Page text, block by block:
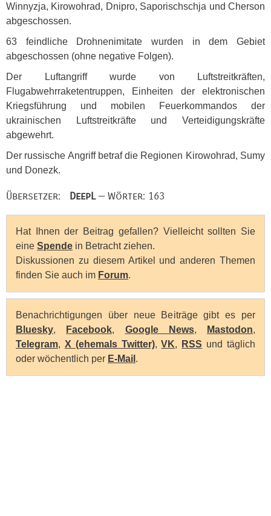
Winnyzja, Kirowohrad, Dnipro, Saporischschja und Cherson
abgeschossen.
63 feindliche Drohnenimitate wurden in dem Gebiet
abgeschossen (ohne negative Folgen).
Der Luftangriff wurde von Luftstreitkräften,
Flugabwehrraketentruppen, Einheiten der elektronischen
Kriegsführung und mobilen Feuerkommandos der
ukrainischen Luftstreitkräfte und Verteidigungskräfte
abgewehrt.
Der russische Angriff betraf die Regionen Kirowohrad, Sumy
und Donezk.
Übersetzer: DeepL— Wörter: 163
Hat Ihnen der Beitrag gefallen? Vielleicht sollten Sie
eine Spende in Betracht ziehen.
Diskussionen zu diesem Artikel und anderen Themen
finden Sie auch im Forum.
Benachrichtigungen über neue Beiträge gibt es per
Bluesky, Facebook, Google News, Mastodon,
Telegram, X (ehemals Twitter),VK, RSS und täglich
oder wöchentlich per E-Mail .